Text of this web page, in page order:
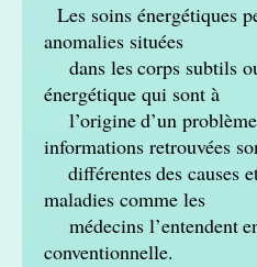
Les soins énergétiques
anomalies situées
dans lescorps subtils
énergétique qui sont à
l’origined’un
informations retrouvées
différentesdes causes
maladies comme les
médecins l’entendent
conventionnelle.